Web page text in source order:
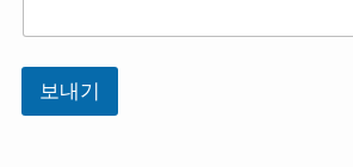
필
수
보내기